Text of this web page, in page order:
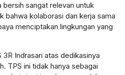
sangat relevan untuk
bahwa kolaborasi dan kerja sama
menciptakan lingkungan yang
Indrasari atas dedikasinya
TPS ini tidak hanya sebagai